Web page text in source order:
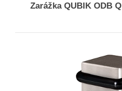
Zarážka QUBIK ODB